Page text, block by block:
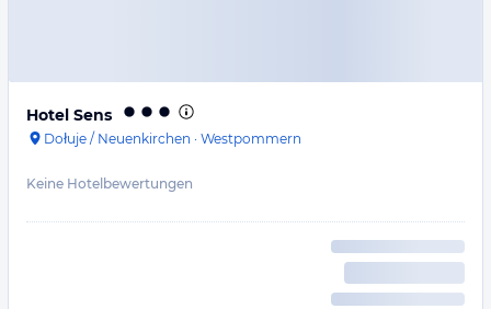
Hotel Sens
Dołuje / Neuenkirchen · Westpommern
Keine Hotelbewertungen